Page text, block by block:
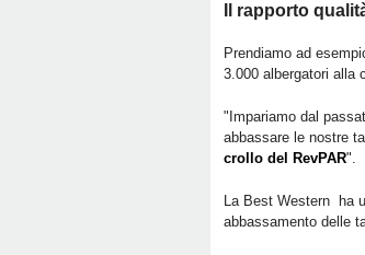
Il rapporto
Prendiamo ad
3.000 albergatori alla
"Impariamo dal
abbassare le nostre
crollo del RevPAR".
La Best Western ha
abbassamento delle